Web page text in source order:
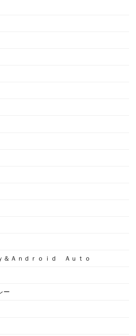
＆Ａｎｄｒｏｉｄ Ａｕｔｏ
ー